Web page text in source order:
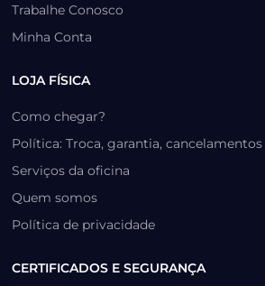
Trabalhe Conosco
Minha Conta
LOJA FÍSICA
Como chegar?
Política: Troca, garantia, cancelamentos
Serviços da oficina
Quem somos
Política de privacidade
CERTIFICADOS E SEGURANÇA